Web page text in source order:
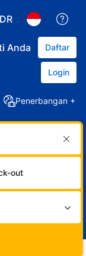
Anda Daftar
Login
Penerbangan +
out